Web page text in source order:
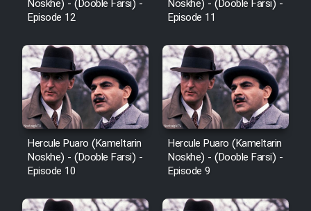
Noskhe) - (Dooble Farsi) -
Episode 12
Noskhe) - (Dooble Farsi) -
Episode 11
Hercule Puaro (Kameltarin
Noskhe) - (Dooble Farsi) -
Episode 10
Hercule Puaro (Kameltarin
Noskhe) - (Dooble Farsi) -
Episode 9